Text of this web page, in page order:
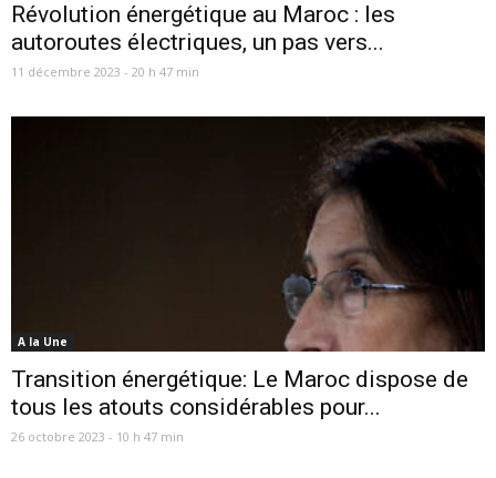
Révolution énergétique au Maroc : les
autoroutes électriques, un pas vers...
11 décembre 2023 - 20 h 47 min
A la Une
Transition énergétique: Le Maroc dispose de
tous les atouts considérables pour...
26 octobre 2023 - 10 h 47 min